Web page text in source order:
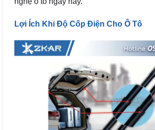
Lợi Ích Khi Độ Cốp Điện Cho Ô Tô